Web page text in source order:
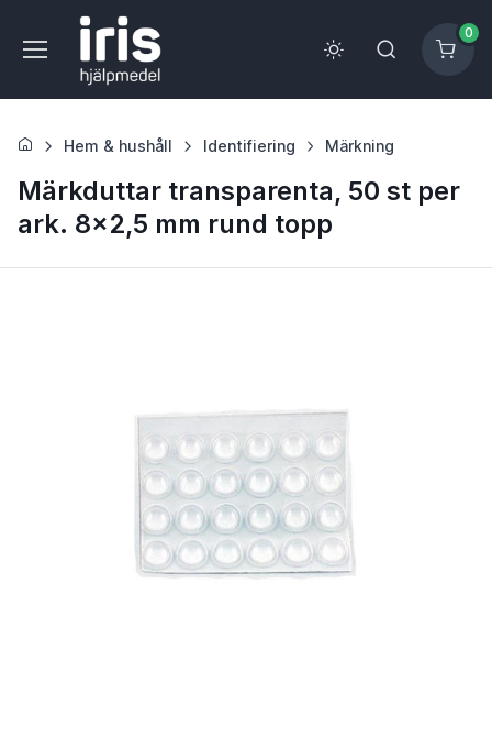
0
Hem & hushåll Identifiering Märkning
Märkduttar transparenta, 50 st per
ark. 8x2,5 mm rund topp